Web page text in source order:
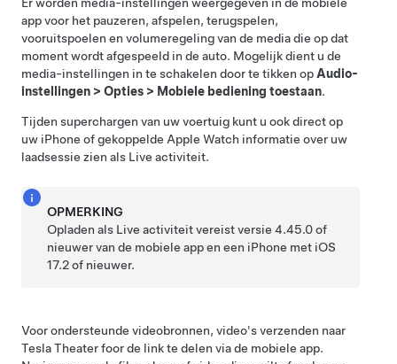
app voor het pauzeren, afspelen, terugspelen,
vooruitspoelen en volumeregeling van de media die op dat
moment wordt afgespeeld in de auto. Mogelijk dient u de
media-instellingen in te schakelen door te tikken op Audio-
instellingen > Opties > Mobiele bediening toestaan.
Tijden superchargen van uw voertuig kunt u ook direct op
uw iPhone of gekoppelde Apple Watch informatie over uw
laadsessie zien als Live activiteit.
OPMERKING
Opladen als Live activiteit vereist versie 4.45.0 of
nieuwer van de mobiele app en een iPhone met iOS
17.2 of nieuwer.
Voor ondersteunde videobronnen, video's verzenden naar
Tesla Theater foor de link te delen via de mobiele app.